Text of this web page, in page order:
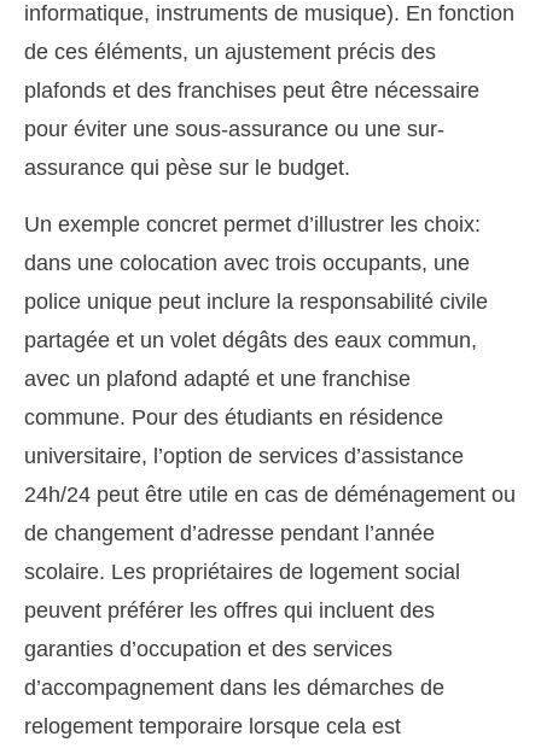
informatique, instruments de musique). En fonction
de ces éléments, un ajustement précis des
plafonds et des franchises peut être nécessaire
pour éviter une sous-assurance ou une sur-
assurance qui pèse sur le budget.
Un exemple concret permet d’illustrer les choix:
dans une colocation avec trois occupants, une
police unique peut inclure la responsabilité civile
partagée et un volet dégâts des eaux commun,
avec un plafond adapté et une franchise
commune. Pour des étudiants en résidence
universitaire, l’option de services d’assistance
24h/24 peut être utile en cas de déménagement ou
de changement d’adresse pendant l’année
scolaire. Les propriétaires de logement social
peuvent préférer les offres qui incluent des
garanties d’occupation et des services
d’accompagnement dans les démarches de
relogement temporaire lorsque cela est